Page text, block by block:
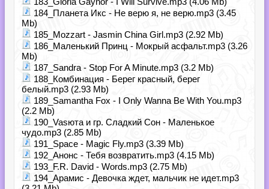
184_Планета Икс - Не верю я, не верю.mp3 (3.45
Mb)
185_Mozzart - Jasmin China Girl.mp3 (2.92 Mb)
186_Маленький Принц - Мокрый асфальт.mp3 (3.26
Mb)
187_Sandra - Stop For A Minute.mp3 (3.2 Mb)
188_Комбинация - Берег красный, берег
белый.mp3 (2.93 Mb)
189_Samantha Fox - I Only Wanna Be With You.mp3
(2.2 Mb)
190_Vasюта и гр. Сладкий Сон - Маленькое
чудо.mp3 (2.85 Mb)
191_Space - Magic Fly.mp3 (3.39 Mb)
192_Анонс - Тебя возвратить.mp3 (4.15 Mb)
193_F.R. David - Words.mp3 (2.75 Mb)
194_Арамис - Девочка ждет, мальчик не идет.mp3